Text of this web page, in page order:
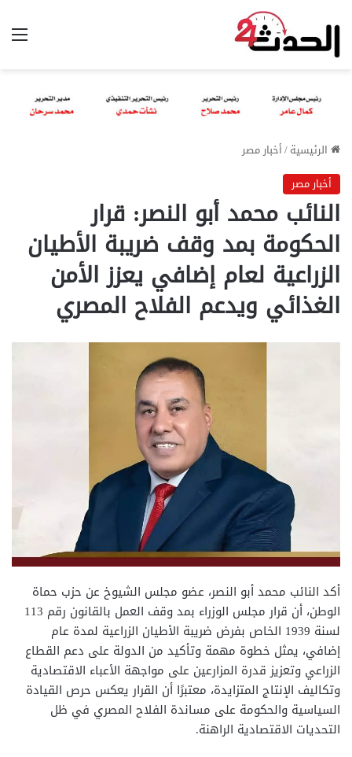
الرئيسية/أخبار مصر
أخبار مصر
النائب محمد أبو النصر: قرار
الحكومة بمد وقف ضريبة الأطيان
الزراعية لعام إضافي يعزز الأمن
الغذائي ويدعم الفلاح المصري
أكد النائب محمد أبو النصر، عضو مجلس الشيوخ عن حزب حماة
الوطن، أن قرار مجلس الوزراء بمد وقف العمل بالقانون رقم 113
لسنة 1939 الخاص بفرض ضريبة الأطيان الزراعية لمدة عام
إضافي، يمثل خطوة مهمة وتأكيد من الدولة على دعم القطاع
الزراعي وتعزيز قدرة المزارعين على مواجهة الأعباء الاقتصادية
وتكاليف الإنتاج المتزايدة، معتبرًا أن القرار يعكس حرص القيادة
السياسية والحكومة على مساندة الفلاح المصري في ظل
التحديات الاقتصادية الراهنة.